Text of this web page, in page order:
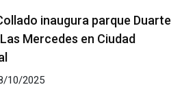
inaugura parque Duarte
Mercedes en Ciudad
10/2025